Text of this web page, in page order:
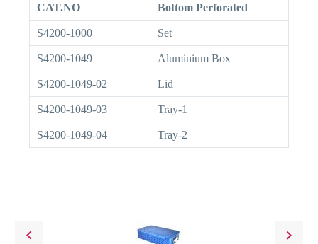
CAT.NO Bottom Perforated
S4200-1000 Set
S4200-1049 Aluminium Box
S4200-1049-02 Lid
S4200-1049-03 Tray-1
S4200-1049-04 Tray-2